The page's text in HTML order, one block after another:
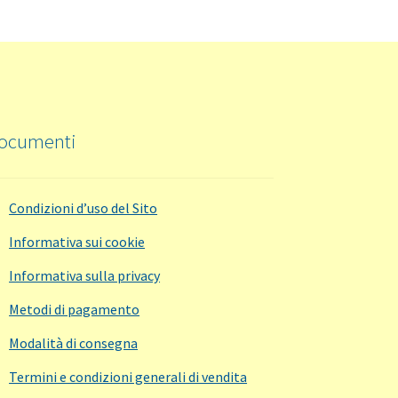
Condizioni d’uso del Sito
Informativa sui cookie
Informativa sulla privacy
Metodi di pagamento
Modalità di consegna
Termini e condizioni generali di vendita